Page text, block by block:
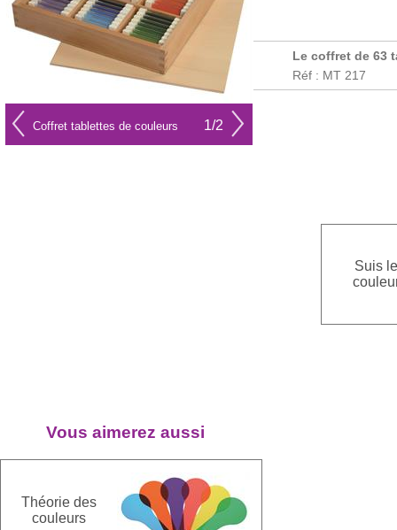
Coffret tablettes de couleurs 1/2
Le coffret de 63
Réf : MT 217
Suis
Vous aimerez aussi
Théorie des
couleurs